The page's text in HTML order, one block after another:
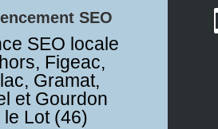
SEO
SEO locale
Figeac,
Gramat,
et Gourdon
le Lot (46)